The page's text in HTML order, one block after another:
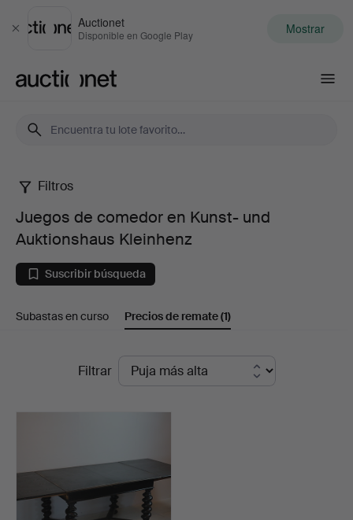
Cerrar
Auctionet
Disponible en Google Play Mostrar
Juegos
de
comedor
en
Auktionshaus
Kleinhenz
Filtros
Juegos de comedor en Kunst- und
Auktionshaus Kleinhenz
Suscribir búsqueda
Subastas en curso Precios de remate(1)
Filtrar